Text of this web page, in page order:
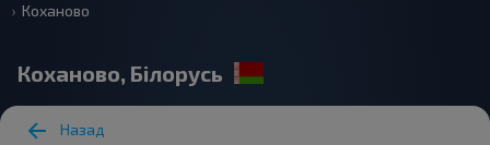
Коханово
Коханово, Білорусь
Назад